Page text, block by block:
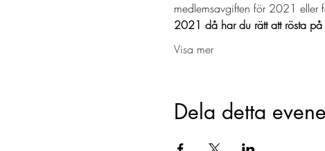
medlemsavgiften för 2021 eller
2021 då har du rätt att rösta på
Visa mer
Dela detta